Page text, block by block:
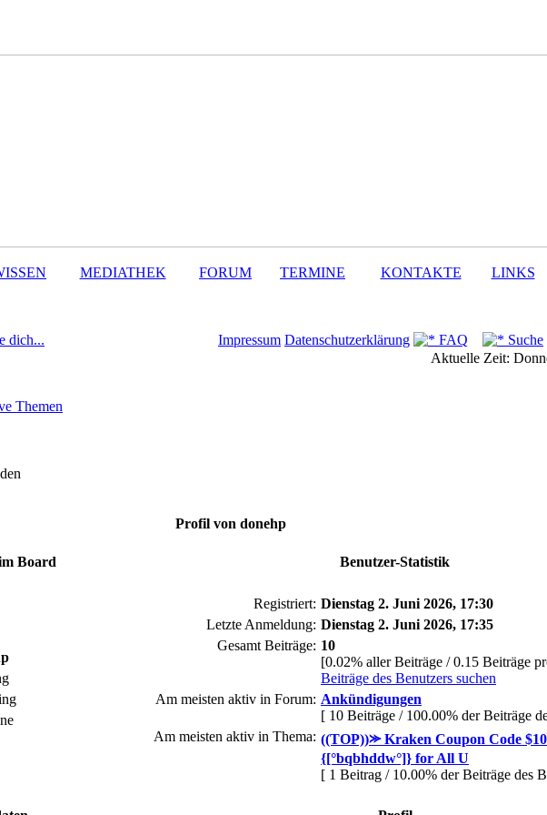
MEDIATHEK FORUM TERMINE KONTAKTE LINKS
dich... Impressum Datenschutzerklärung FAQ Suche
Aktuelle Zeit:
Themen
Profil von donehp
Board Benutzer-Statistik
Registriert: Dienstag 2. Juni 2026, 17:30
Letzte Anmeldung: Dienstag 2. Juni 2026, 17:35
Gesamt Beiträge: 10
[0.02% aller Beiträge / 0.15 Beiträge
Beiträge des Benutzers suchen
Am meisten aktiv in Forum: Ankündigungen
[ 10 Beiträge / 100.00% der Beiträge
Am meisten aktiv in Thema: ((TOP))⪼ Kraken Coupon Code
{[°bqbhddw°]} for All U
[ 1 Beitrag / 10.00% der Beiträge des